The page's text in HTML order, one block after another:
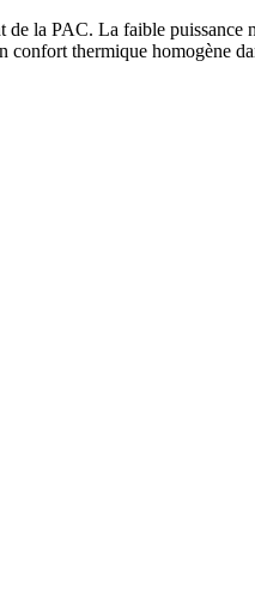
la PAC. La faible puissance
thermique homogène